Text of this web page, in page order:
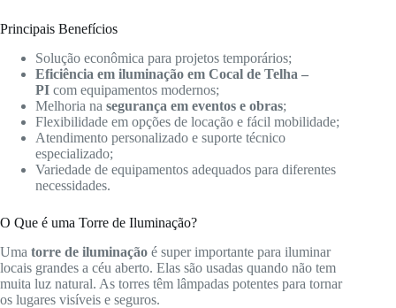
Principais Benefícios
Solução econômica para projetos temporários;
Eficiência em iluminação em Cocal de Telha –
PI com equipamentos modernos;
Melhoria na segurança em eventos e obras;
Flexibilidade em opções de locação e fácil mobilidade;
Atendimento personalizado e suporte técnico
especializado;
Variedade de equipamentos adequados para diferentes
necessidades.
O Que é uma Torre de Iluminação?
Uma torre de iluminação é super importante para iluminar
locais grandes a céu aberto. Elas são usadas quando não tem
muita luz natural. As torres têm lâmpadas potentes para tornar
os lugares visíveis e seguros.